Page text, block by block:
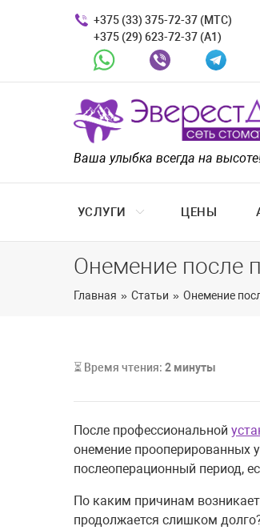
+375 (33) 375-72-37 (МТС)
+375 (29) 623-72-37 (A1)
Whatsapp Viber Telegram
Ваша улыбка всегда на
УСЛУГИ ЦЕНЫ
Онемение после
Главная » Статьи » Онемение
⏳ Время чтения: 2 минуты
После профессиональной
онемение прооперированных
послеоперационный период,
По каким причинам
продолжается слишком